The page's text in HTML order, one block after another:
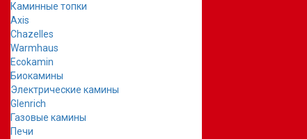
Каминные топки
Axis
Chazelles
Warmhaus
Ecokamin
Биокамины
Электрические камины
Glenrich
Газовые камины
Печи